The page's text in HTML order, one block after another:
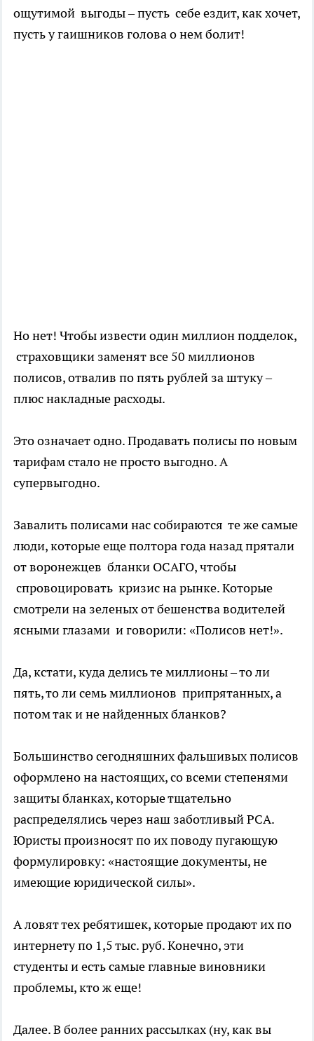
ощутимой выгоды – пусть себе ездит, как хочет,
пусть у гаишников голова о нем болит!
Но нет! Чтобы извести один миллион подделок,
страховщики заменят все 50 миллионов
полисов, отвалив по пять рублей за штуку –
плюс накладные расходы.
Это означает одно. Продавать полисы по новым
тарифам стало не просто выгодно. А
супервыгодно.
Завалить полисами нас собираются те же самые
люди, которые еще полтора года назад прятали
от воронежцев бланки ОСАГО, чтобы
спровоцировать кризис на рынке. Которые
смотрели на зеленых от бешенства водителей
ясными глазами и говорили: «Полисов нет!».
Да, кстати, куда делись те миллионы – то ли
пять, то ли семь миллионов припрятанных, а
потом так и не найденных бланков?
Большинство сегодняшних фальшивых полисов
оформлено на настоящих, со всеми степенями
защиты бланках, которые тщательно
распределялись через наш заботливый РСА.
Юристы произносят по их поводу пугающую
формулировку: «настоящие документы, не
имеющие юридической силы».
А ловят тех ребятишек, которые продают их по
интернету по 1,5 тыс. руб. Конечно, эти
студенты и есть самые главные виновники
проблемы, кто ж еще!
Далее. В более ранних рассылках (ну, как вы